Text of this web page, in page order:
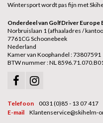
Wintersport wordt pas fijn met
Onderdeel van GolfDriver Europe
Norbruislaan 1 (afhaaladres /
7761CG Schoonebeek
Nederland
Kamer van Koophandel : 73807591
BTW nummer : NL 8596.71.070.B01
Telefoon
0031 (0)85 - 13 07 417
E-mail
Klantenservice@skihelm-